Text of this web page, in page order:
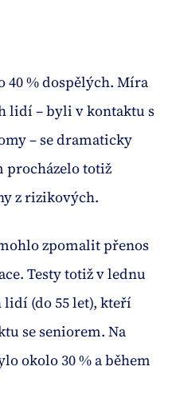
40 % dospělých. Míra
lidí – byli v kontaktu s
– se dramaticky
procházelo totiž
z rizikových.
zpomalit přenos
Testy totiž v lednu
lidí (do 55 let), kteří
se seniorem. Na
okolo 30 % a během